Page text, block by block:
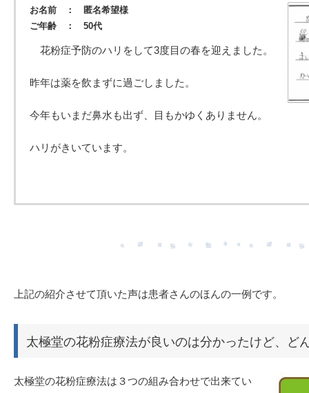
お名前 ： 匿名希望様
ご年齢 ： 50代
花粉症予防のハリをして3度目の春を迎えました。
昨年は薬を飲まずに過ごしました。
今年もいまだ鼻水も出ず、目もかゆくありません。
ハリがきいています。
上記の紹介させて頂いた声は患者さんのほんの一例です。
太極堂の花粉症療法が良いのは分かったけど、ど
太極堂の花粉症療法は３つの組み合わせで出来てい